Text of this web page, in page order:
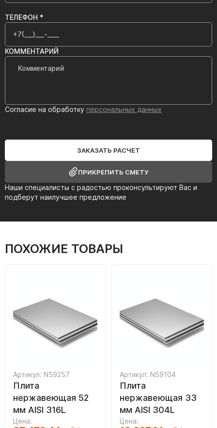
Наши специалисты с радостью проконсультируют Вас и
подберут наилучшее предложение
ТЕЛЕФОН *
КОММЕНТАРИЙ
Согласие на обработку персональных данных
ЗАКАЗАТЬ РАСЧЕТ
ПРИКРЕПИТЬ СМЕТУ
ПОХОЖИЕ ТОВАРЫ
Артикул: N59257
Плита
нержавеющая 52
мм AISI 316L
Цена:
Артикул: N59104
Плита
нержавеющая 33
мм AISI 304L
Цена: